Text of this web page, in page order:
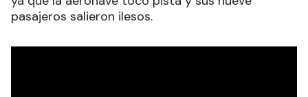
pasajeros salieron ilesos.